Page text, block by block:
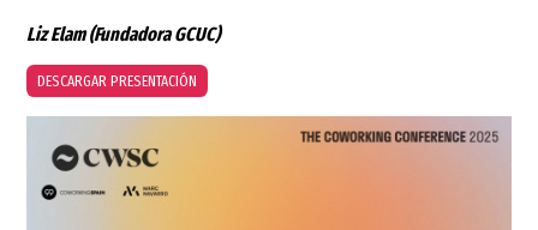
Liz Elam(Fundadora GCUC)
DESCARGAR PRESENTACIÓN